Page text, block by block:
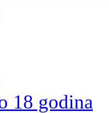
18 godina